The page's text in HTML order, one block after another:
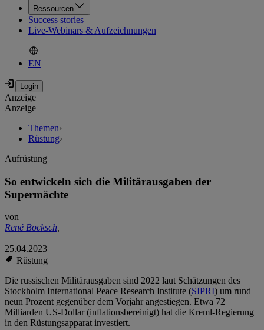
Ressourcen
Success stories
Live-Webinars & Aufzeichnungen
EN
Anzeige
Anzeige
Themen›
Rüstung›
Aufrüstung
So entwickeln sich die Militärausgaben der
Supermächte
von
René Bocksch,
25.04.2023
Rüstung
Die russischen Militärausgaben sind 2022 laut Schätzungen des
Stockholm International Peace Research Institute (SIPRI) um rund
neun Prozent gegenüber dem Vorjahr angestiegen. Etwa 72
Milliarden US-Dollar (inflationsbereinigt) hat die Kreml-Regierung
in den Rüstungsapparat investiert.